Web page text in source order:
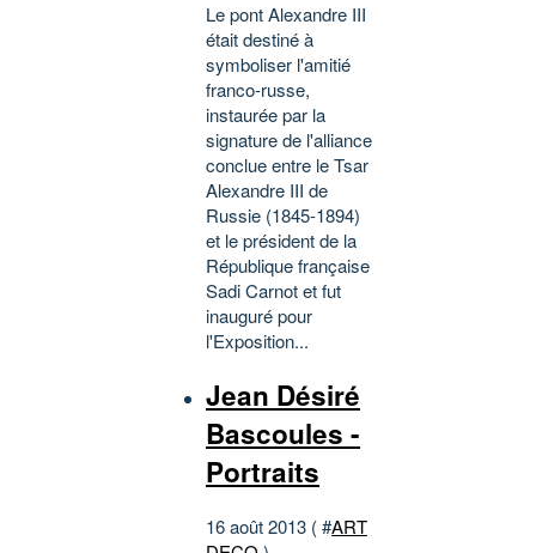
Le pont Alexandre III
était destiné à
symboliser l'amitié
franco-russe,
instaurée par la
signature de l'alliance
conclue entre le Tsar
Alexandre III de
Russie (1845-1894)
et le président de la
République française
Sadi Carnot et fut
inauguré pour
l'Exposition...
Jean Désiré
Bascoules -
Portraits
16 août 2013 ( #ART